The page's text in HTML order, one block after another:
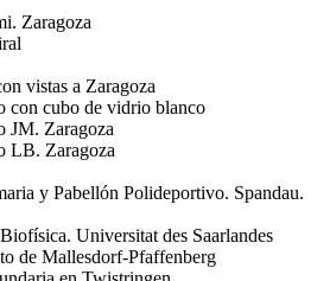
Zaragoza
vistas a Zaragoza
con cubo de vidrio blanco
JM. Zaragoza
LB. Zaragoza
y Pabellón Polideportivo. Spandau.
Universitat des Saarlandes
de Mallesdorf-Pfaffenberg